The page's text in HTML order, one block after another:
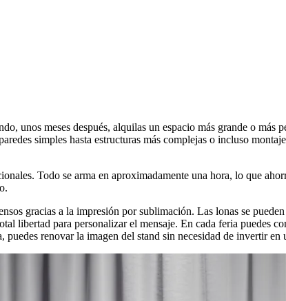
unos meses después, alquilas un espacio más grande o más
simples hasta estructuras más complejas o incluso
Todo se arma en aproximadamente una hora, lo que
gracias a la impresión por sublimación. Las lonas se
libertad para personalizar el mensaje. En cada feria puedes
renovar la imagen del stand sin necesidad de invertir en